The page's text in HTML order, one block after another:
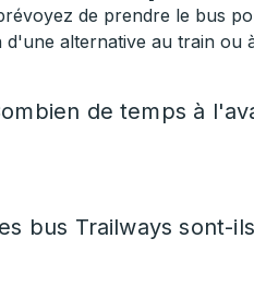
de prendre le bus
d'une alternative au train ou
de temps à
bus Trailways sont-